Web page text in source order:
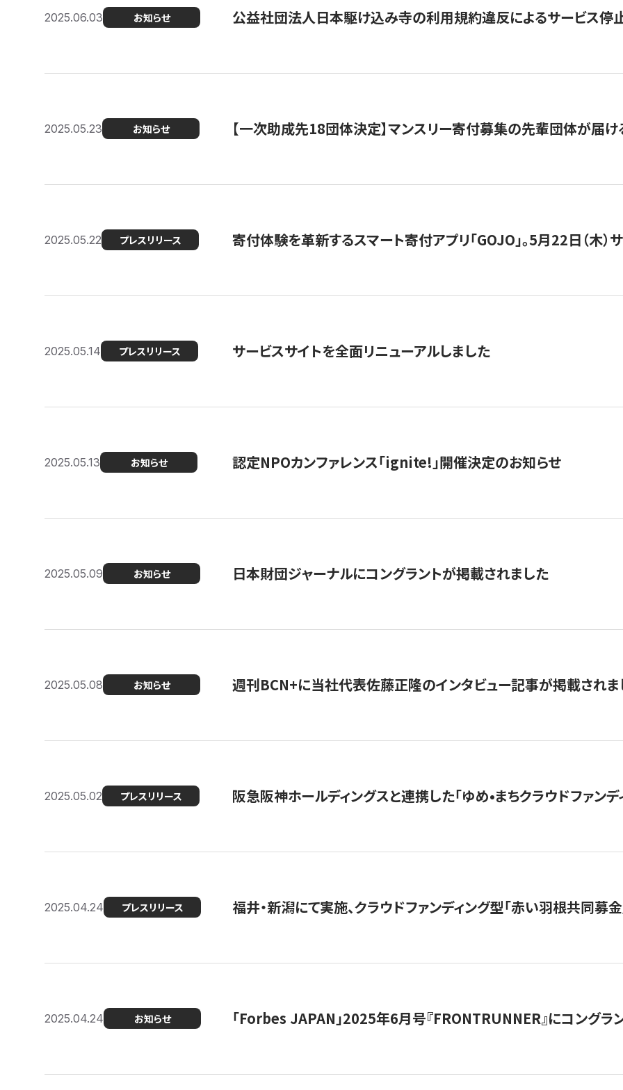
2025.06.03 お知らせ 公益社団法人日本駆け込み寺の利用規約違反によるサービス停
2025.05.23 お知らせ 【一次助成先18団体決定】マンスリー寄付募集の先輩団体が届
2025.05.22 プレスリリース 寄付体験を革新するスマート寄付アプリ「GOJO」。5月22日（木）
2025.05.14 プレスリリース サービスサイトを全面リニューアルしました
2025.05.13 お知らせ 認定NPOカンファレンス「ignite!」開催決定のお知らせ
2025.05.09 お知らせ 日本財団ジャーナルにコングラントが掲載されました
2025.05.08 お知らせ 週刊BCN+に当社代表佐藤正隆のインタビュー記事が掲載されま
2025.05.02 プレスリリース 阪急阪神ホールディングスと連携した「ゆめ•まちクラウドファン
2025.04.24 プレスリリース 福井・新潟にて実施、クラウドファンディング型「赤い羽根共同
2025.04.24 お知らせ 「Forbes JAPAN」2025年6月号『FRONTRUNNER』にコングラ